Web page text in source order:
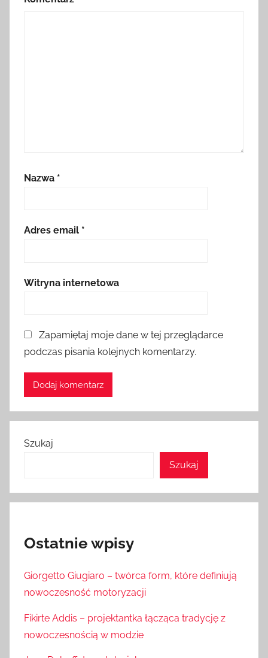
Nazwa *
Adres email *
Witryna internetowa
Zapamiętaj moje dane w tej przeglądarce
podczas pisania kolejnych komentarzy.
Szukaj
Szukaj
Ostatnie wpisy
Giorgetto Giugiaro – twórca form, które definiują
nowoczesność motoryzacji
Fikirte Addis – projektantka łącząca tradycję z
nowoczesnością w modzie